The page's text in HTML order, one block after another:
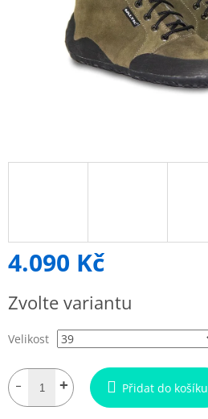
4.090 Kč
cena:
Zvolte variantu
Velikost
Přidat do košíku